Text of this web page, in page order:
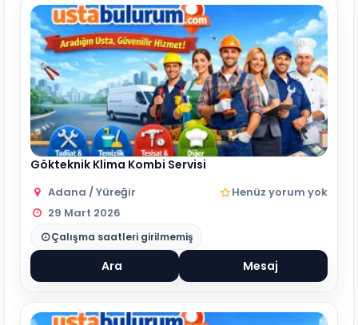
Gökteknik Klima Kombi Servisi
Adana / Yüreğir
Henüz yorum yok
29 Mart 2026
Çalışma saatleri girilmemiş
Ara Mesaj